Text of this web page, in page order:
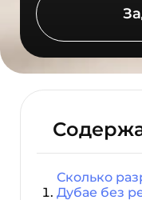
Сколько
Дубае без